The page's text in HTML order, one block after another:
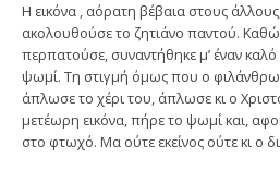
Η εικόνα , αόρατη βέβαια στους
ακολουθούσε το ζητιάνο παντού.
περπατούσε, συναντήθηκε μ’ έναν
ψωμί. Τη στιγμή όμως που ο
άπλωσε το χέρι του, άπλωσε κι ο
μετέωρη εικόνα, πήρε το ψωμί και,
στο φτωχό. Μα ούτε εκείνος ούτε κι ο